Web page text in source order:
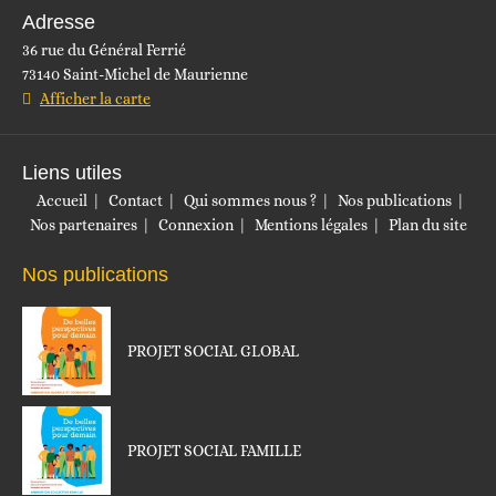
Adresse
36 rue du Général Ferrié
73140 Saint-Michel de Maurienne
Afficher la carte
Liens utiles
Accueil Contact Qui sommes nous ?
Nos publications
Nos partenaires
Connexion Mentions légales Plan du site
Nos publications
PROJET SOCIAL GLOBAL
PROJET SOCIAL FAMILLE